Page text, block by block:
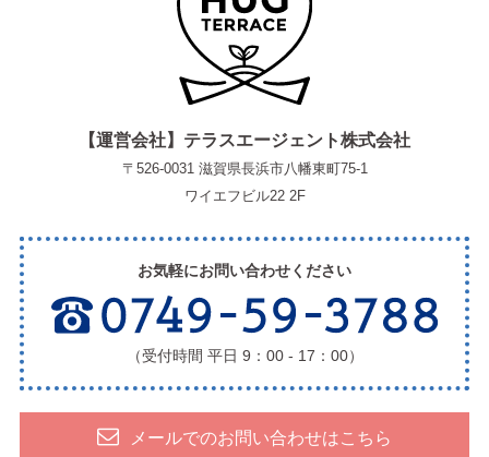
【運営会社】テラスエージェント株式会社
〒526-0031 滋賀県長浜市八幡東町75-1
ワイエフビル22 2F
お気軽にお問い合わせください
（受付時間 平日 9：00 - 17：00）
メールでのお問い合わせはこちら